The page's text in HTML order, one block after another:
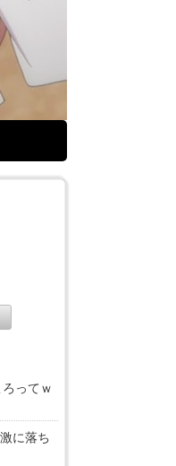
ってｗ
に落ち